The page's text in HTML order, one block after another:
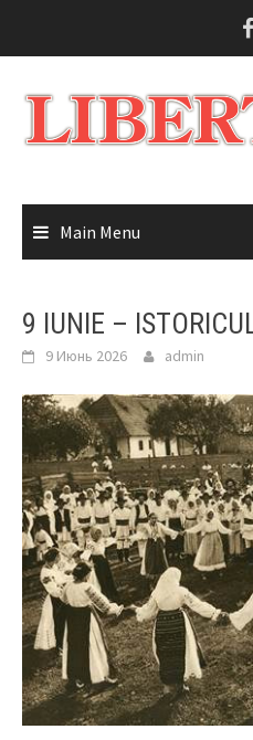
Main Menu
9 IUNIE –
9 Июнь 2026 admin